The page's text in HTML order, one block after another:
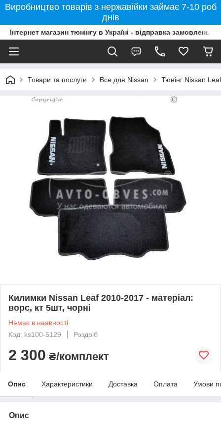
Виробництво товарів з нержавійки займає 7-10 роб
днів
Інтернет магазин тюнінгу в Україні - відправка замовлень
Товари та послуги Все для Nissan Тюнінг Nissan
Килимки Nissan Leaf 2010-2017 - матеріал:
ворс, кт 5шт, чорні
Немає в наявності
Код: ks100-5129
Роздріб
2 300 ₴/комплект
Опис Характеристики Доставка Оплата Умови
Опис